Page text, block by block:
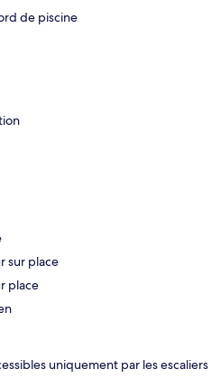
de piscine
sur place
place
uniquement par les escaliers